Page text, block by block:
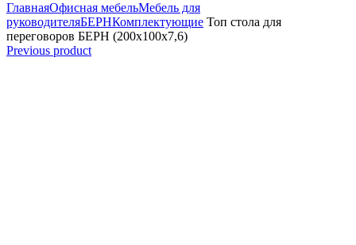
ГлавнаяОфисная мебельМебель для
руководителяБЕРНКомплектующие Топ стола для
переговоров БЕРН (200x100x7,6)
Previous product